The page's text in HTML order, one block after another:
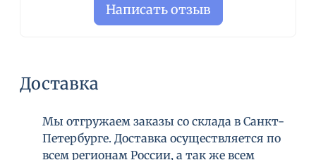
Написать отзыв
Доставка
Мы отгружаем заказы со склада в Санкт-
Петербурге. Доставка осуществляется по
всем регионам России, а так же всем